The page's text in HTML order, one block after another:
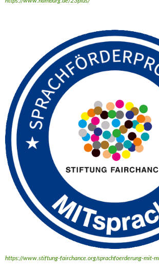
https://www.stiftung-fairchance.org/sprachfoerderung-mit-